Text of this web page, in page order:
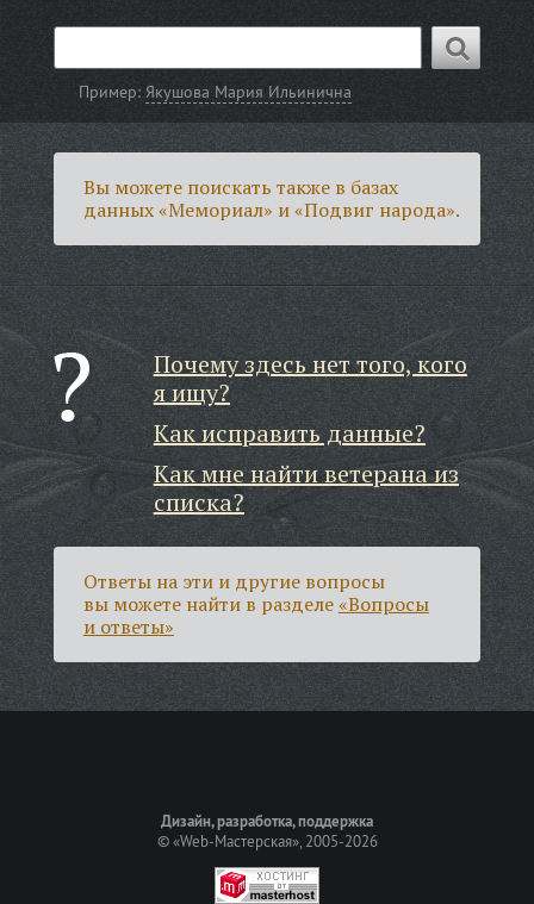
Пример:Якушова Мария Ильинична
Вы можете поискать также в базах
данных «Мемориал» и «Подвиг народа».
Почему здесь нет того, кого
я ищу?
Как исправить данные?
Как мне найти ветерана из
списка?
Ответы на эти и другие вопросы
вы можете найти в разделе«Вопросы
и ответы»
Дизайн, разработка, поддержка
©«Web-Мастерская», 2005-2026